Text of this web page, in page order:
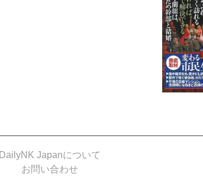
DailyNK Japanについて
お問い合わせ